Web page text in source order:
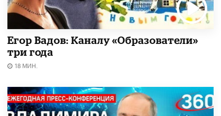
Егор Вадов: Каналу «Образователи»
три года
18 МИН.